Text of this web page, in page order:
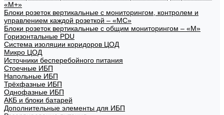
«М+»
Блоки розеток вертикальные с мониторингом, контролем и
управлением каждой розеткой – «МС»
Блоки розеток вертикальные с общим мониторингом – «М»
Горизонтальные PDU
Система изоляции коридоров ЦОД
Микро ЦОД
Источники бесперебойного питания
Стоечные ИБП
Напольные ИБП
Трёхфазные ИБП
Однофазные ИБП
АКБ и блоки батарей
Дополнительные элементы для ИБП